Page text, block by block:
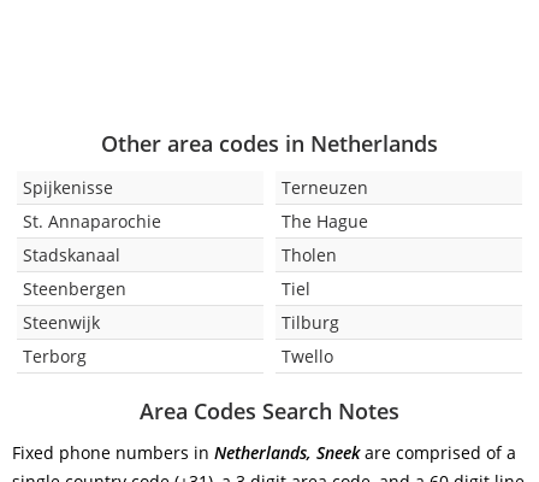
Other area codes in Netherlands
Spijkenisse
St. Annaparochie
Stadskanaal
Steenbergen
Steenwijk
Terborg
Terneuzen
The Hague
Tholen
Tiel
Tilburg
Twello
Area Codes Search Notes
Fixed phone numbers in Netherlands, Sneekare comprised of a